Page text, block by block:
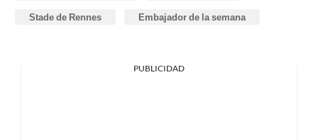
Stade de Rennes Embajador de la semana
PUBLICIDAD